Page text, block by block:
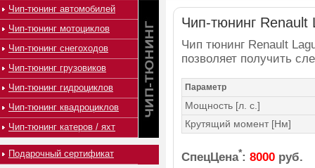
Чип-тюнинг Renault
Чип тюнинг Renault
позволяет получить
Параметр
Мощность [л. с.]
Крутящий момент [Нм]
СпецЦена*: 8000 руб.
Чип-тюнинг автомобилей
Чип-тюнинг мотоциклов
Чип-тюнинг снегоходов
Чип-тюнинг грузовиков
Чип-тюнинг гидроциклов
Чип-тюнинг квадроциклов
Чип-тюнинг катеров / яхт
Подарочный сертификат